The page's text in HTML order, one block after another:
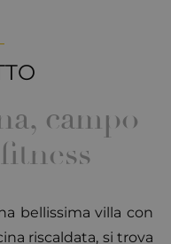
campo
bellissima villa con
riscaldata, si trova